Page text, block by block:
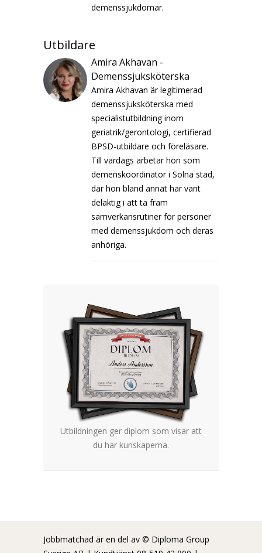
demenssjukdomar.
Utbildare
Amira Akhavan -
Demenssjuksköterska
Amira Akhavan är legitimerad
demenssjuksköterska med
specialistutbildning inom
geriatrik/gerontologi, certifierad
BPSD-utbildare och föreläsare.
Till vardags arbetar hon som
demenskoordinator i Solna stad,
där hon bland annat har varit
delaktig i att ta fram
samverkansrutiner för personer
med demenssjukdom och deras
anhöriga.
Utbildningen ger diplom som visar att
du har kunskaperna.
Jobbmatchad är en del av © Diploma Group